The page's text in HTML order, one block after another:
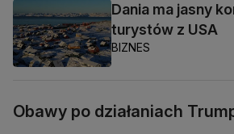
Dania ma jasny
turystów z USA
BIZNES
Obawy po działaniach